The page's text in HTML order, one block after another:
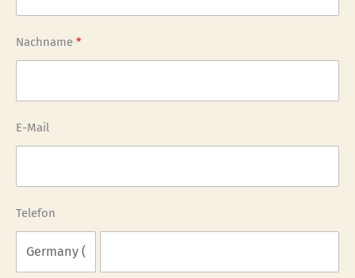
Nachname
E-Mail
Telefon